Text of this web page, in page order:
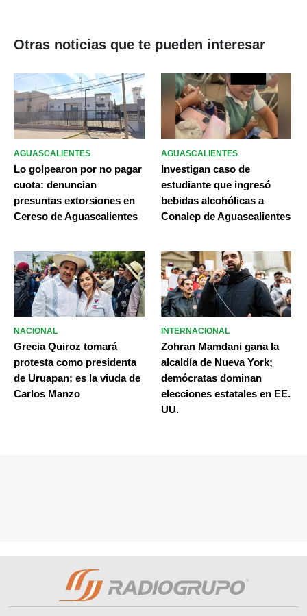
Otras noticias que te pueden interesar
AGUASCALIENTES
Lo golpearon por no pagar
cuota: denuncian
presuntas extorsiones en
Cereso de Aguascalientes
AGUASCALIENTES
Investigan caso de
estudiante que ingresó
bebidas alcohólicas a
Conalep de Aguascalientes
NACIONAL
Grecia Quiroz tomará
protesta como presidenta
de Uruapan; es la viuda de
Carlos Manzo
INTERNACIONAL
Zohran Mamdani gana la
alcaldía de Nueva York;
demócratas dominan
elecciones estatales en EE.
UU.